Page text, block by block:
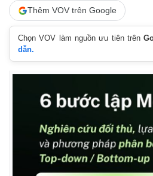
Tư vấn luật
Thêm VOV trên Google
Chọn VOV làm nguồn ưu tiên trên
dẫn.